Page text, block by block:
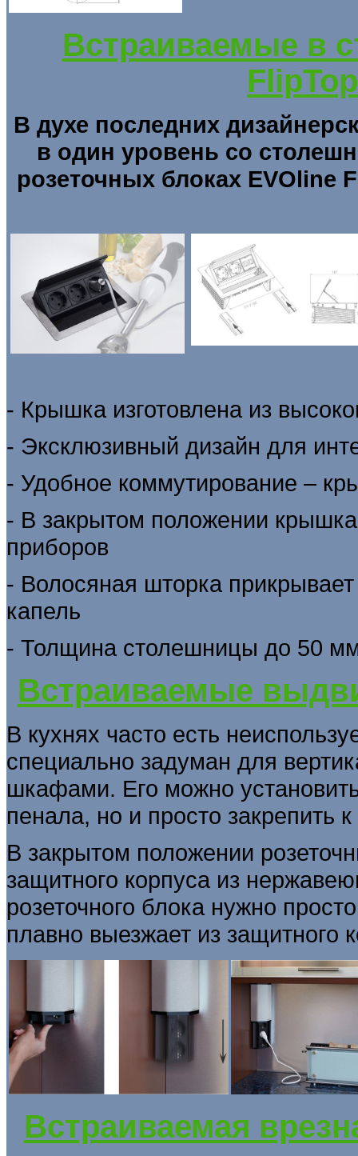
Встраиваемые в
В духе последних
в один уровень со
розеточных блоках EVOline
- Крышка изготовлена из
- Эксклюзивный дизайн для
- Удобное коммутирование –
- В закрытом положении
приборов
- Волосяная шторка
капель
- Толщина столешницы до 50
Встраиваемые
В кухнях часто есть
специально задуман для
шкафами. Его можно
пенала, но и просто закрепить к
В закрытом положении
защитного корпуса из
розеточного блока нужно
плавно выезжает из защитного
Встраиваемая